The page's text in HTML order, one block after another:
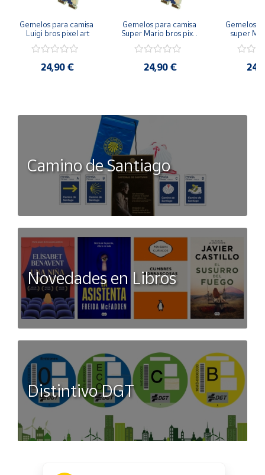
Gemelos para camisa
Luigi bros pixel art
24,90 €
Gemelos para camisa
Super Mario bros pixel
24,90 €
Gemelos
super
Camino de Santiago
Novedades en Libros
Distintivo DGT